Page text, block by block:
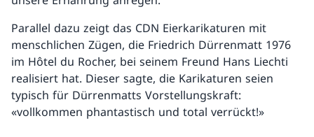
Parallel dazu zeigt das CDN Eierkarikaturen mit
menschlichen Zügen, die Friedrich Dürrenmatt 1976
im Hôtel du Rocher, bei seinem Freund Hans Liechti
realisiert hat. Dieser sagte, die Karikaturen seien
typisch für Dürrenmatts Vorstellungskraft:
«vollkommen phantastisch und total verrückt!»